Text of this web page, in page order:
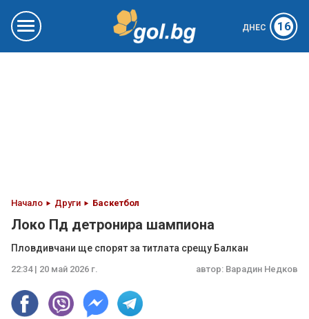
ДНЕС 16
Начало Други Баскетбол
Локо Пд детронира шампиона
Пловдивчани ще спорят за титлата срещу Балкан
22:34 | 20 май 2026 г. автор: Варадин Недков